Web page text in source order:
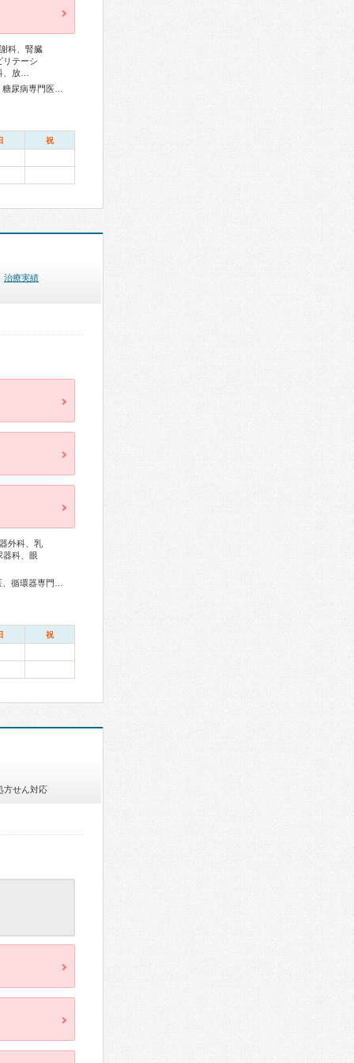
科、腎臓
リテーシ
、放…
祝
治療実績
外科、乳
器科、眼
祝
方せん対応